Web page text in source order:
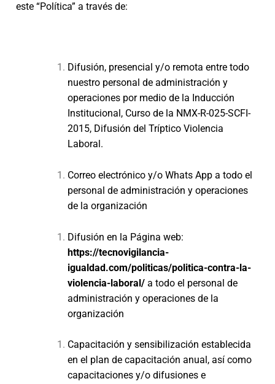
este “Política” a través de:
Difusión, presencial y/o remota entre todo
nuestro personal de administración y
operaciones por medio de la Inducción
Institucional, Curso de la NMX-R-025-SCFI-
2015, Difusión del Tríptico Violencia
Laboral.
Correo electrónico y/o Whats App a todo el
personal de administración y operaciones
de la organización
Difusión en la Página web:
https://tecnovigilancia-
igualdad.com/politicas/politica-contra-la-
violencia-laboral/a todo el personal de
administración y operaciones de la
organización
Capacitación y sensibilización establecida
en el plan de capacitación anual, así como
capacitaciones y/o difusiones e